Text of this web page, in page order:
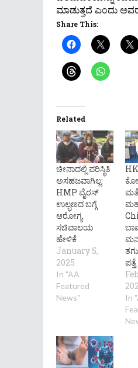
ಮಾಡುತ್ತದೆ ಎಂದು
Share This:
Related
ಚೀನಾದಲ್ಲಿ ಪರಿಸ್ಥಿತಿ
ಅಸಹಜವಾಗಿಲ್ಲ:
HMP ವೈರಸ್
ಉಲ್ಭಣದ ಬಗ್ಗೆ
ಆರೋಗ್ಯ
ಸಚಿವಾಲಯ
ಹೇಳಿಕೆ
January 5,
2025
In "AA
Featured
News"
ಪತ್ತೆ
In